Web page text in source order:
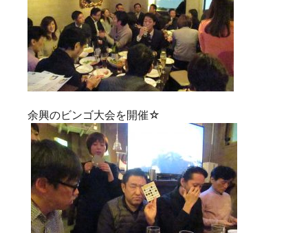
余興のビンゴ大会を開催☆